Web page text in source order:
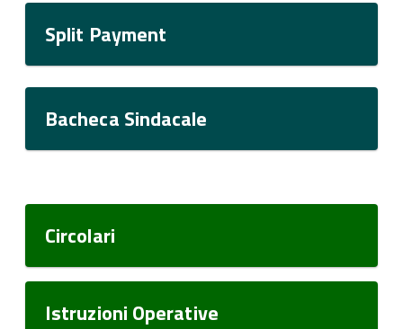
Split Payment
Bacheca Sindacale
Circolari
Istruzioni Operative